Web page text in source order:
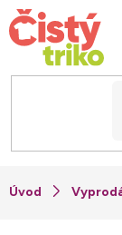
Přejít
na
obsah